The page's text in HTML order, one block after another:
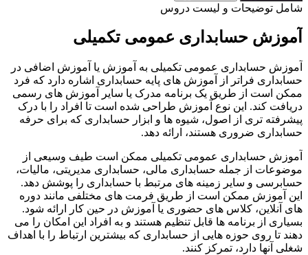
شامل توضیحات و لیست دروس
آموزش حسابداری عمومی تکمیلی
آموزش حسابداری عمومی تکمیلی به آموزش یا آموزش اضافی در
حسابداری فراتر از آموزش های پایه حسابداری اشاره دارد که فرد
ممکن است از طریق یک برنامه مدرک یا سایر آموزش های رسمی
دریافت کند. این نوع آموزش طراحی شده است تا افراد را با درک
پیشرفته تری از اصول، شیوه ها و ابزار حسابداری که برای حرفه
حسابداری ضروری هستند، ارائه دهد.
آموزش حسابداری عمومی تکمیلی ممکن است طیف وسیعی از
موضوعات از جمله حسابداری مالی، حسابداری مدیریتی، مالیات،
حسابرسی و سایر زمینه های مرتبط با حسابداری را پوشش دهد.
این آموزش ممکن است از طریق فرمت های مختلفی مانند دوره
های آنلاین، کلاس های حضوری یا آموزش در حین کار ارائه شود.
بسیاری از برنامه ها قابل تنظیم هستند و به افراد این امکان را می
دهند تا روی حوزه هایی از حسابداری که بیشترین ارتباط را با اهداف
شغلی آنها دارد، تمرکز کنند.